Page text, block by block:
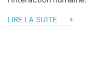
LIRE LA SUITE